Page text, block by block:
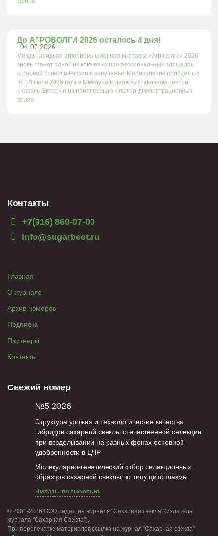
04.07.2026
До АГРОВОЛГИ 2026 осталось 4 дня!
Международная агропромышленная выставка «Агроволга» 2026
вновь станет одной из ключевых профессиональных площадок
аграрной отрасли России и зарубежья. Мероприятие пройдет с 8
по 10 июля 2026 года в Международном выставочном центре
«Казань Экспо» и на прилегающих опытно-демонстрационных
полях.
Контакты
+7(916) 860-07-00
info@sugarbeet.ru
Главная
О журнале
Архив номеров
Подписка
Партнеры
Контакты
Свежий номер
№5 2026
Структура урожая и технологические качества
гибридов сахарной свеклы отечественной селекции
при возделывании на разных фонах основной
удобренности в ЦЧР
Молекулярно-генетический отбор селекционных
образцов сахарной свеклы по типу цитоплазмы
Читать полностью
© 2001-2026 ООО редакция журнала "Сахарная свекла" (издатель
журнала "Сахарная Свекла").
При перепечатке материалов ссылка на журнал "Сахарная свекла"